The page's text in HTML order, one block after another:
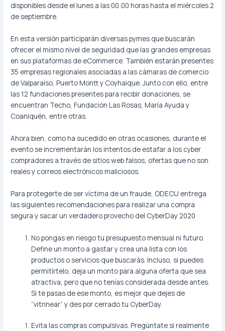
disponibles desde el lunes a las 00:00 horas hasta el miércoles 2
de septiembre.
En esta versión participarán diversas pymes que buscarán
ofrecer el mismo nivel de seguridad que las grandes empresas
en sus plataformas de eCommerce. También estarán presentes
35 empresas regionales asociadas a las cámaras de comercio
de Valparaíso, Puerto Montt y Coyhaique. Junto con ello, entre
las 12 fundaciones presentes para recibir donaciones, se
encuentran Techo, Fundación Las Rosas, María Ayuda y
Coaniquén, entre otras.
Ahora bien, como ha sucedido en otras ocasiones, durante el
evento se incrementarán los intentos de estafar a los cyber
compradores a través de sitios web falsos, ofertas que no son
reales y correos electrónicos maliciosos.
Para protegerte de ser víctima de un fraude, ODECU entrega
las siguientes recomendaciones para realizar una compra
segura y sacar un verdadero provecho del CyberDay 2020
No pongas en riesgo tu presupuesto mensual ni futuro.
Define un monto a gastar y crea una lista con los
productos o servicios que buscarás. Incluso, si puedes
permitírtelo, deja un monto para alguna oferta que sea
atractiva, pero que no tenías considerada desde antes.
Si te pasas de ese monto, es mejor que dejes de
“vitrinear” y des por cerrado tu CyberDay.
Evita las compras compulsivas. Pregúntate si realmente